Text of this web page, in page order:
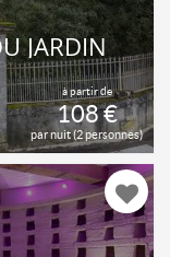
à partir de
108 €
par nuit (2 personnes)
JARDIN